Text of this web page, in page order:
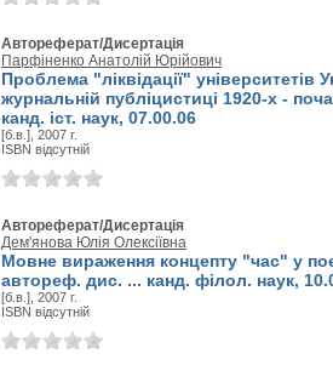
Автореферат/Дисертація
Парфіненко Анатолій Юрійович
Проблема "ліквідації" університетів
журнальній публіцистиці 1920-х -
канд. іст. наук, 07.00.06
[б.в.], 2007 г.
ISBN відсутній
Автореферат/Дисертація
Дем'янова Юлія Олексіївна
Мовне вираження концепту "час" у
автореф. дис. ... канд. філол. наук,
[б.в.], 2007 г.
ISBN відсутній